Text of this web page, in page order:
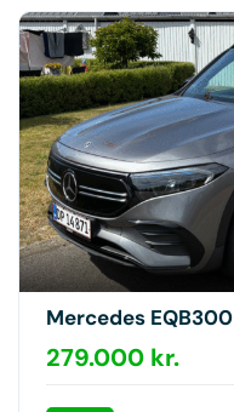
Mercedes EQB300
279.000 kr.